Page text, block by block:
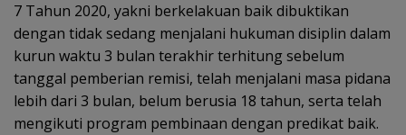
7 Tahun 2020, yakni berkelakuan baik dibuktikan
dengan tidak sedang menjalani hukuman disiplin dalam
kurun waktu 3 bulan terakhir terhitung sebelum
tanggal pemberian remisi, telah menjalani masa pidana
lebih dari 3 bulan, belum berusia 18 tahun, serta telah
mengikuti program pembinaan dengan predikat baik.